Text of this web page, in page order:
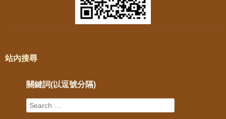
站內搜尋
關鍵詞(以逗號分隔)